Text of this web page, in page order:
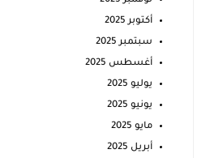
أكتوبر 2025
سبتمبر 2025
أغسطس 2025
يوليو 2025
يونيو 2025
مايو 2025
أبريل 2025